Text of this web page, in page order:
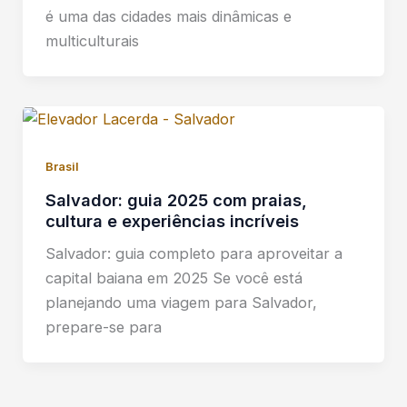
é uma das cidades mais dinâmicas e
multiculturais
Brasil
Salvador: guia 2025 com praias,
cultura e experiências incríveis
Salvador: guia completo para aproveitar a
capital baiana em 2025 Se você está
planejando uma viagem para Salvador,
prepare-se para